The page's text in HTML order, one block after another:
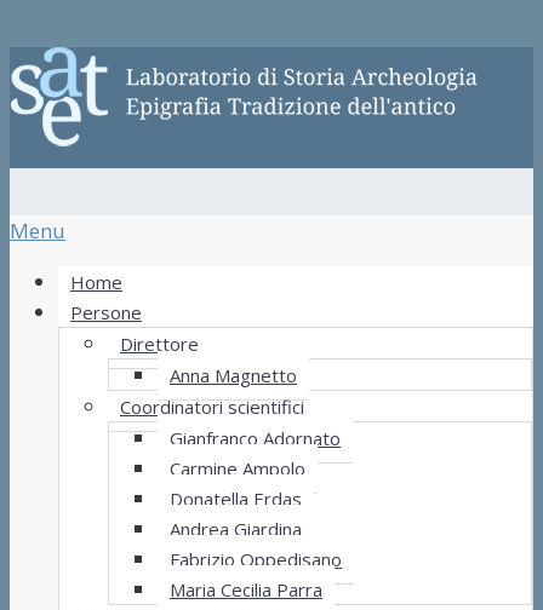
Menu
Home
Persone
Direttore
Anna Magnetto
Coordinatori scientifici
Gianfranco Adornato
Carmine Ampolo
Donatella Erdas
Andrea Giardina
Fabrizio Oppedisano
Maria Cecilia Parra